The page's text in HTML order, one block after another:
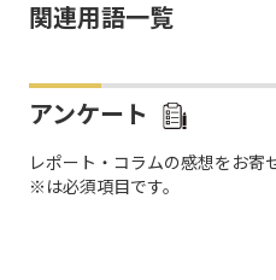
関連用語一覧
アンケート
レポート・コラムの感想をお寄
※は必須項目です。